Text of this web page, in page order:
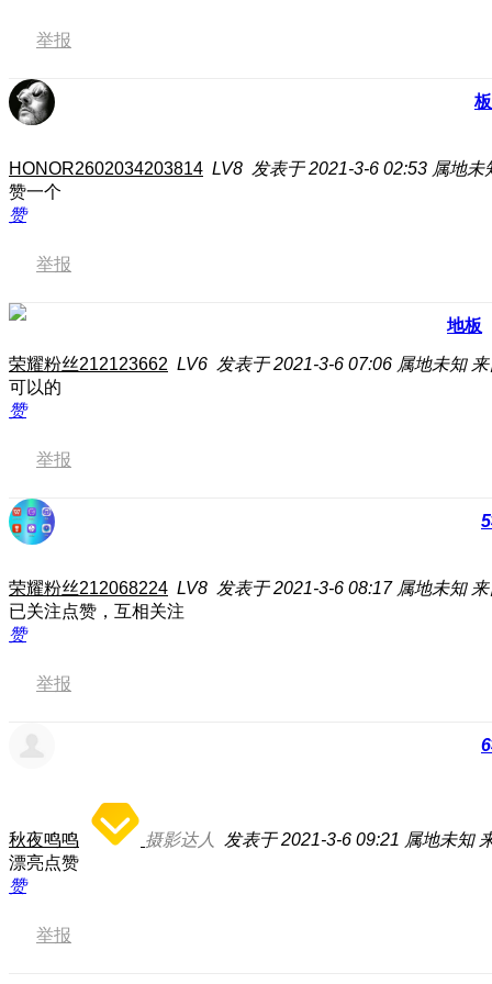
举报
HONOR2602034203814 LV8 发表于 2021-3-6 02:53 属地未
赞一个
赞
举报
地板
荣耀粉丝212123662 LV6 发表于 2021-3-6 07:06 属地未知
可以的
赞
举报
5
荣耀粉丝212068224 LV8 发表于 2021-3-6 08:17 属地未知
已关注点赞，互相关注
赞
举报
6
秋夜鸣鸣 摄影达人 发表于 2021-3-6 09:21 属地未知
漂亮点赞
赞
举报